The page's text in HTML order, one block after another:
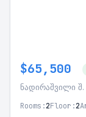
$65,500
ნადირაშვილი შ.
Rooms:2Floor:2